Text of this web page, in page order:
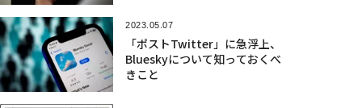
2023.05.07
「ポストTwitter」に急浮上、
Blueskyについて知っておくべ
きこと